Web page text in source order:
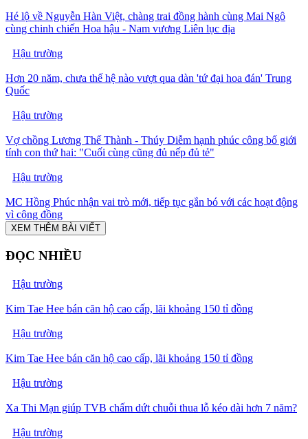
Hé lộ về Nguyễn Hàn Việt, chàng trai đồng hành cùng Mai Ngô
cùng chinh chiến Hoa hậu - Nam vương Liên lục địa
Hậu trường
Hơn 20 năm, chưa thế hệ nào vượt qua dàn 'tứ đại hoa đán' Trung
Quốc
Hậu trường
Vợ chồng Lương Thế Thành - Thúy Diễm hạnh phúc công bố giới
tính con thứ hai: "Cuối cùng cũng đủ nếp đủ tẻ"
Hậu trường
MC Hồng Phúc nhận vai trò mới, tiếp tục gắn bó với các hoạt động
vì cộng đồng
XEM THÊM BÀI VIẾT
ĐỌC NHIỀU
Hậu trường
Kim Tae Hee bán căn hộ cao cấp, lãi khoảng 150 tỉ đồng
Hậu trường
Kim Tae Hee bán căn hộ cao cấp, lãi khoảng 150 tỉ đồng
Hậu trường
Xa Thi Mạn giúp TVB chấm dứt chuỗi thua lỗ kéo dài hơn 7 năm?
Hậu trường